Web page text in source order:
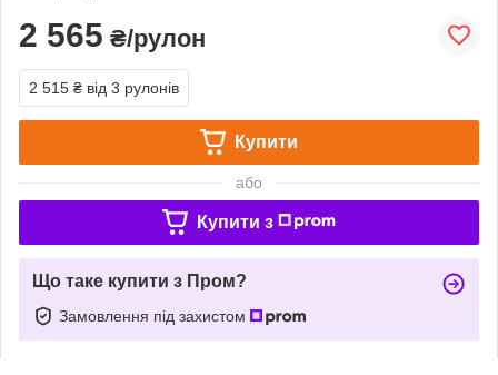
2 565 ₴/рулон
2 515 ₴ від 3 рулонів
Купити
або
Купити з
Що таке купити з Пром?
Замовлення під захистом